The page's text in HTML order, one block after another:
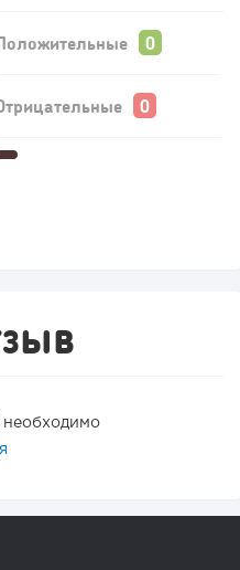
необходимо